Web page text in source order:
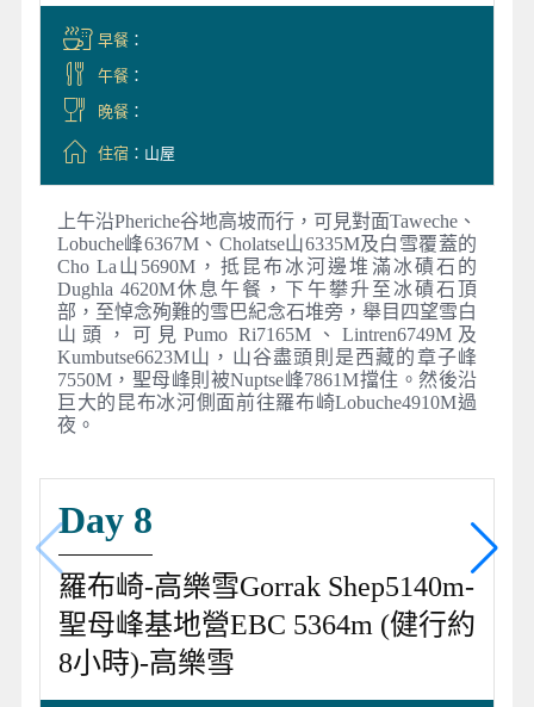
早餐：
午餐：
晚餐：
住宿：山屋
上午沿Pheriche谷地高坡而行，可見對面Taweche、
Lobuche峰6367M、Cholatse山6335M及白雪覆蓋的
Cho La山5690M，抵昆布冰河邊堆滿冰磧石的
Dughla 4620M休息午餐，下午攀升至冰磧石頂
部，至悼念殉難的雪巴紀念石堆旁，舉目四望雪白
山頭，可見Pumo Ri7165M、Lintren6749M及
Kumbutse6623M山，山谷盡頭則是西藏的章子峰
7550M，聖母峰則被Nuptse峰7861M擋住。然後沿
巨大的昆布冰河側面前往羅布崎Lobuche4910M過
夜。
Day 8
羅布崎-高樂雪Gorrak Shep5140m-
聖母峰基地營EBC 5364m (健行約
8小時)-高樂雪